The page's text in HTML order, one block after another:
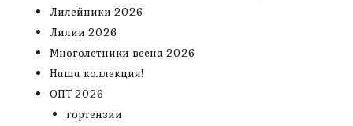
Лилейники 2026
Лилии 2026
Многолетники весна 2026
Наша коллекция!
ОПТ 2026
гортензии